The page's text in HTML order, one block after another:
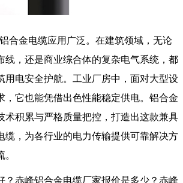
合金电缆应用广泛。在建筑领域，无论
线，还是商业综合体的复杂电气系统，都
用电安全护航。工业厂房中，面对大型设
它也能凭借出色性能稳定供电。 铝合金
术积累与严格质量把控，打造出这款兼具
缆，为各行业的电力传输提供可靠解决方
？赤峰铝合金电缆厂家报价是多少？赤峰